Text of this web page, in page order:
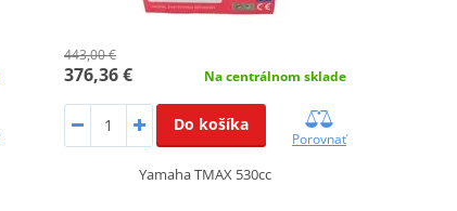
443,00 €
376,36 € Na centrálnom sklade
Do košíka
Porovnať
Yamaha TMAX 530cc